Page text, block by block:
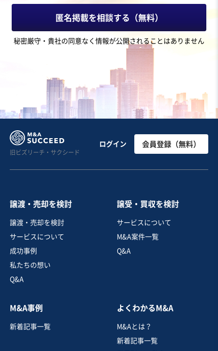
地域
中部地方
売上高
25億円～50億円
その他飲食店（自社ブランド）
お気に入り
飲食業
【モダン懐石料理屋】固定資産・造作資産を譲渡予定 /
事業譲渡
地域
関東地方
従業員数
従業員なし
その他飲食店（自社ブランド）
地域コミュニティに根付いたカフェ＆イベントスペース
匿名掲載を相談する（無料）
秘密厳守・貴社の同意なく情報が公開されることはありません
旧ビズリーチ・サクシード
ログイン 会員登録（無料）
譲渡・売却を検討
譲渡・売却を検討
サービスについて
成功事例
私たちの想い
Q&A
譲受・買収を検討
サービスについて
M&A案件一覧
Q&A
M&A事例
新着記事一覧
よくわかるM&A
M&Aとは？
新着記事一覧